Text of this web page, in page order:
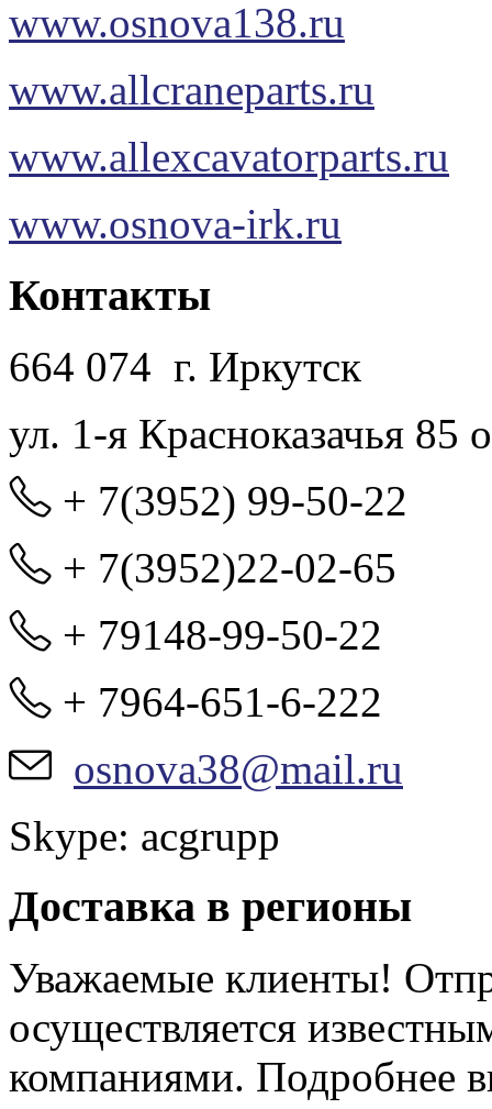
www.osnova138.ru
www.allcraneparts.ru
www.allexcavatorparts.ru
www.osnova-irk.ru
Контакты
664 074 г. Иркутск
ул. 1-я Красноказачья 85
+ 7(3952) 99-50-22
+ 7(3952)22-02-65
+ 79148-99-50-22
+ 7964-651-6-222
osnova38@mail.ru
Skype: acgrupp
Доставка в регионы
Уважаемые клиенты!
осуществляется
компаниями. Подробнее